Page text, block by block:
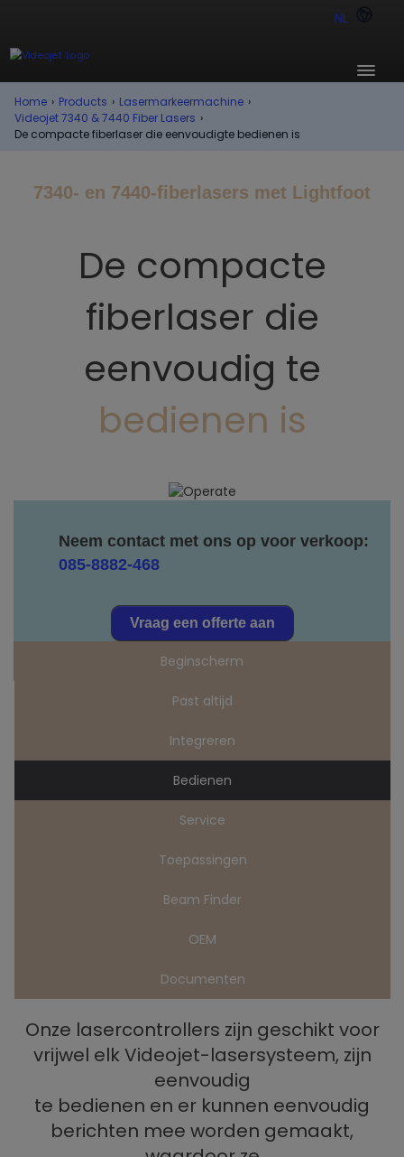
NL
Home › Products › Lasermarkeermachine ›
Videojet 7340 & 7440 Fiber Lasers ›
De compacte fiberlaser die eenvoudigte bedienen is
7340- en 7440-fiberlasers met Lightfoot
De compacte
fiberlaser die
eenvoudig te
bedienen is
Neem contact met ons op voor verkoop:
085-8882-468
Vraag een offerte aan
Beginscherm
Past altijd
Integreren
Bedienen
Service
Toepassingen
Beam Finder
OEM
Documenten
Onze lasercontrollers zijn geschikt voor
vrijwel elk Videojet-lasersysteem, zijn
eenvoudig
te bedienen en er kunnen eenvoudig
berichten mee worden gemaakt,